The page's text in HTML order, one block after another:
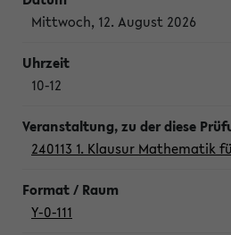
Mittwoch, 12. August 2026
10-12
240113 1. Klausur Mathematik
Y-0-111